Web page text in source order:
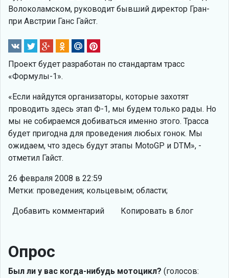
Волоколамском, руководит бывший директор Гран-
при Австрии Ганс Гайст.
Проект будет разработан по стандартам трасс
«Формулы-1».
«Если найдутся организаторы, которые захотят
проводить здесь этап Ф-1, мы будем только рады. Но
мы не собираемся добиваться именно этого. Трасса
будет пригодна для проведения любых гонок. Мы
ожидаем, что здесь будут этапы MotoGP и DTM», -
отметил Гайст.
26 февраля 2008 в 22:59
Метки: проведения; кольцевым; области;
Добавить комментарий Копировать в блог
Опрос
Был ли у вас когда-нибудь мотоцикл? (голосов: